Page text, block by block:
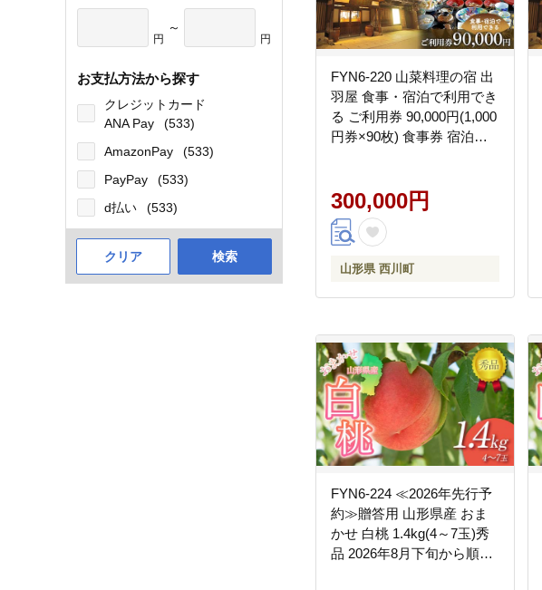
円
～
円
お支払方法から探す
クレジットカード
ANA Pay
(533)
AmazonPay
(533)
PayPay
(533)
d払い
(533)
クリア 検索
FYN6-220 山菜料理の宿 出
羽屋 食事・宿泊で利用でき
る ご利用券 90,000円(1,000
円券×90枚) 食事券 宿泊券
光 温泉 ホテル 旅館 山菜 料
理 食事 山形県 西川町 月山
300,000円
山形県 西川町
FYN6-224 ≪2026年先行予
約≫贈答用 山形県産 おま
かせ 白桃 1.4kg(4～7玉)秀
品 2026年8月下旬から順次